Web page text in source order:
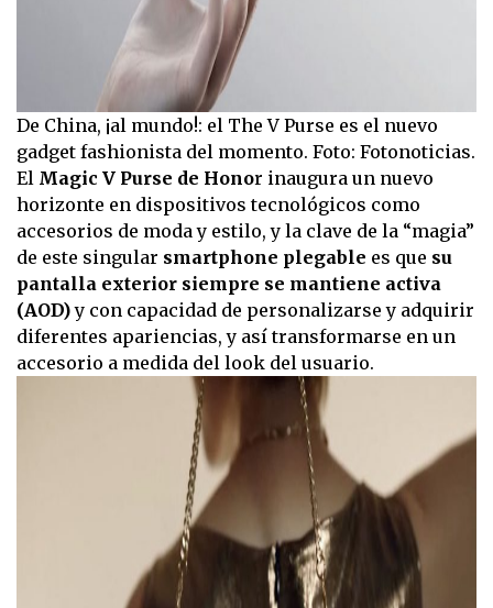
De China, ¡al mundo!: el The V Purse es el nuevo
gadget fashionista del momento. Foto: Fotonoticias.
El Magic V Purse de Honor inaugura un nuevo
horizonte en dispositivos tecnológicos como
accesorios de moda y estilo, y la clave de la “magia”
de este singular smartphone plegable es que su
pantalla exterior siempre se mantiene activa
(AOD)y con capacidad de personalizarse y adquirir
diferentes apariencias, y así transformarse en un
accesorio a medida del look del usuario.